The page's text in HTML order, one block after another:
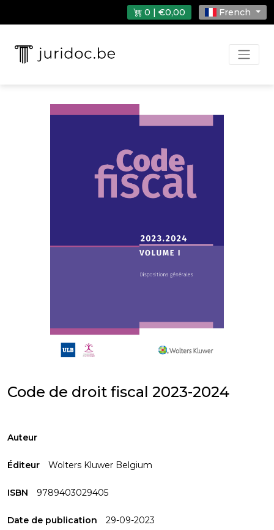
0 | €0,00 French
Code de droit fiscal 2023-2024
Auteur
Éditeur Wolters Kluwer Belgium
ISBN 9789403029405
Date de publication 29-09-2023